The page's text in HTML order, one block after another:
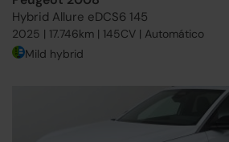
Hybrid Allure eDCS6 145
2025 | 17.746km | 145CV | Automático
Mild hybrid